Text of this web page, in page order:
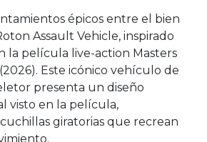
épicos entre el bien
Assault Vehicle, inspirado
la película live-action Masters
Este icónico vehículo de
presenta un diseño
visto en la película,
giratorias que recrean